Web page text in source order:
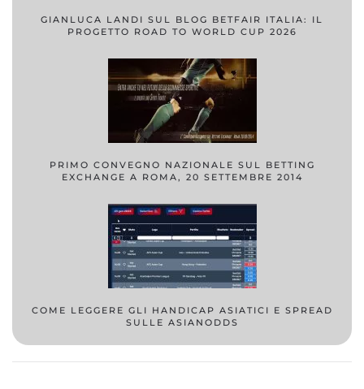
GIANLUCA LANDI SUL BLOG BETFAIR ITALIA: IL
PROGETTO ROAD TO WORLD CUP 2026
PRIMO CONVEGNO NAZIONALE SUL BETTING
EXCHANGE A ROMA, 20 SETTEMBRE 2014
COME LEGGERE GLI HANDICAP ASIATICI E SPREAD
SULLE ASIANODDS